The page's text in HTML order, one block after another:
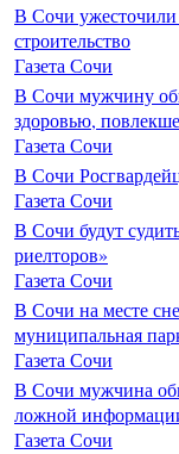
В Сочи ужесточили
строительство
Газета Сочи
В Сочи мужчину
здоровью,
Газета Сочи
В Сочи
Газета Сочи
В Сочи будут
риелторов»
Газета Сочи
В Сочи на месте
муниципальная
Газета Сочи
В Сочи мужчина
ложной
Газета Сочи